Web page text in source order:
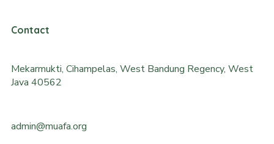
Contact
Mekarmukti, Cihampelas, West Bandung Regency, West
Java 40562
admin@muafa.org